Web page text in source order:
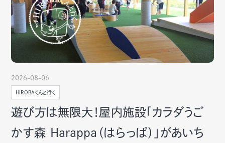
2026-08-06
HIROBAくんと行く
遊び方は無限大！屋内施設「カラダうご
かす森 Harappa（はらっぱ）」があいち